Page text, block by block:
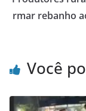
rmar rebanho
Você